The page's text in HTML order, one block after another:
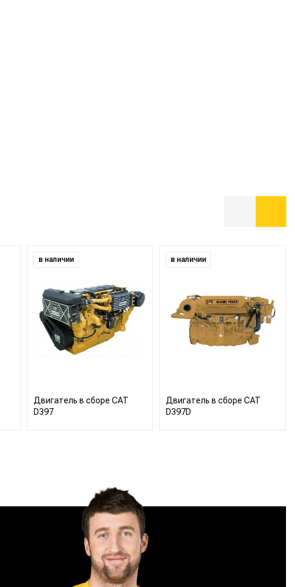
в наличии
Двигатель в сборе CAT
D397
в наличии
Двигатель в сборе CAT
D397D